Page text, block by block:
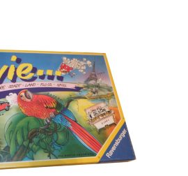
était :
20,00€.
est :
16,00€.